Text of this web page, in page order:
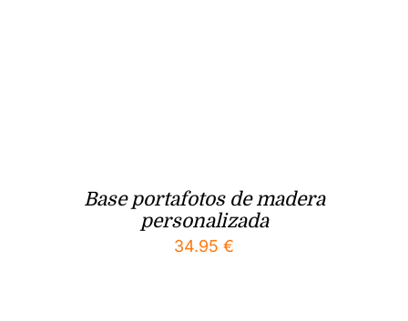
Base portafotos de madera
personalizada
34.95 €